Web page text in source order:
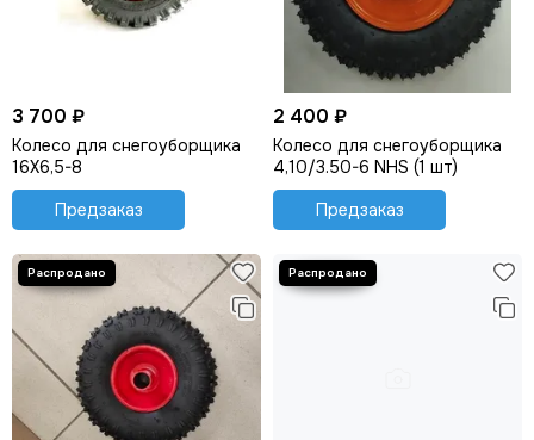
3 700 ₽
Колесо для снегоуборщика
16Х6,5-8
Предзаказ
2 400 ₽
Колесо для снегоуборщика
4,10/3.50-6 NHS (1 шт)
Предзаказ